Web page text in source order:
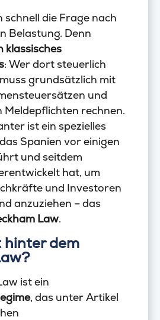
schnell die Frage nach
Belastung. Denn
klassisches
: Wer dort steuerlich
grundsätzlich mit
und
rechnen.
ist ein spezielles
Spanien vor einigen
und seitdem
hat, um
und Investoren
anzuziehen – das
Law.
hinter dem
ist ein
, das unter Artikel